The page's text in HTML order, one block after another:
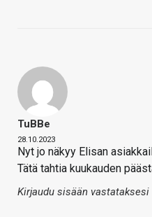
TuBBe
28.10.2023
Nyt jo näkyy Elisan
Tätä tahtia kuukauden
Kirjaudu sisään vastataksesi